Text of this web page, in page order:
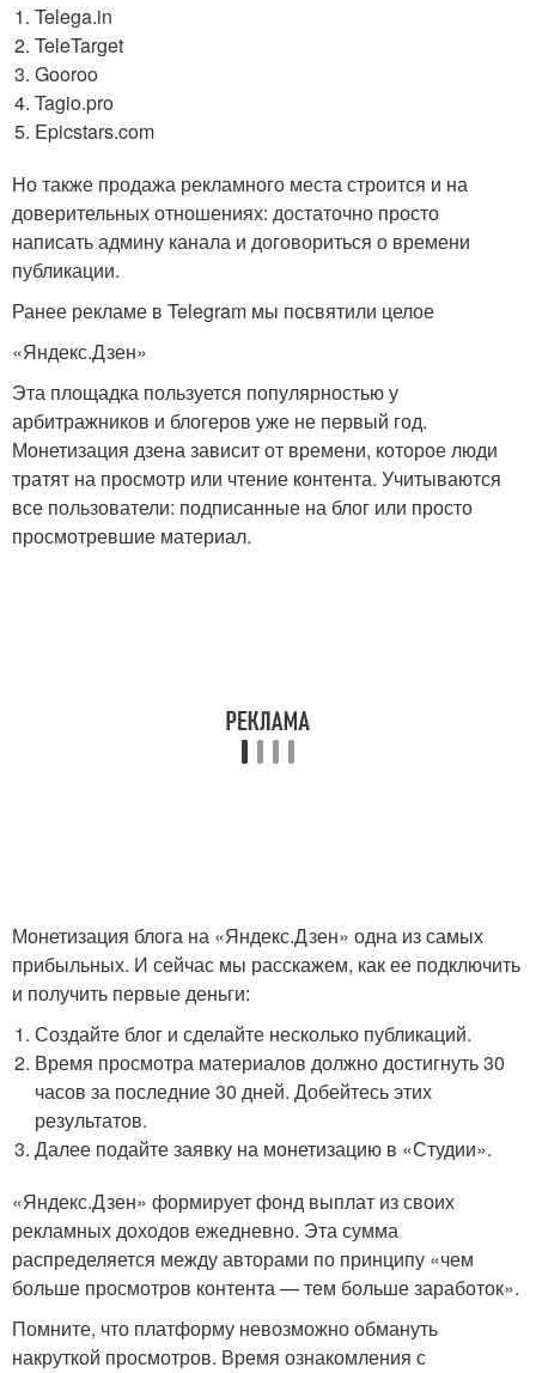
Telega.in
TeleTarget
Gooroo
Tagio.pro
Epicstars.com
Но также продажа рекламного места строится и на
доверительных отношениях: достаточно просто
написать админу канала и договориться о времени
публикации.
Ранее рекламе в Telegram мы посвятили целое
«Яндекс.Дзен»
Эта площадка пользуется популярностью у
арбитражников и блогеров уже не первый год.
Монетизация дзена зависит от времени, которое люди
тратят на просмотр или чтение контента. Учитываются
все пользователи: подписанные на блог или просто
просмотревшие материал.
Монетизация блога на «Яндекс.Дзен» одна из самых
прибыльных. И сейчас мы расскажем, как ее подключить
и получить первые деньги:
Создайте блог и сделайте несколько публикаций.
Время просмотра материалов должно достигнуть 30
часов за последние 30 дней. Добейтесь этих
результатов.
Далее подайте заявку на монетизацию в «Студии».
«Яндекс.Дзен» формирует фонд выплат из своих
рекламных доходов ежедневно. Эта сумма
распределяется между авторами по принципу «чем
больше просмотров контента — тем больше заработок».
Помните, что платформу невозможно обмануть
накруткой просмотров. Время ознакомления с